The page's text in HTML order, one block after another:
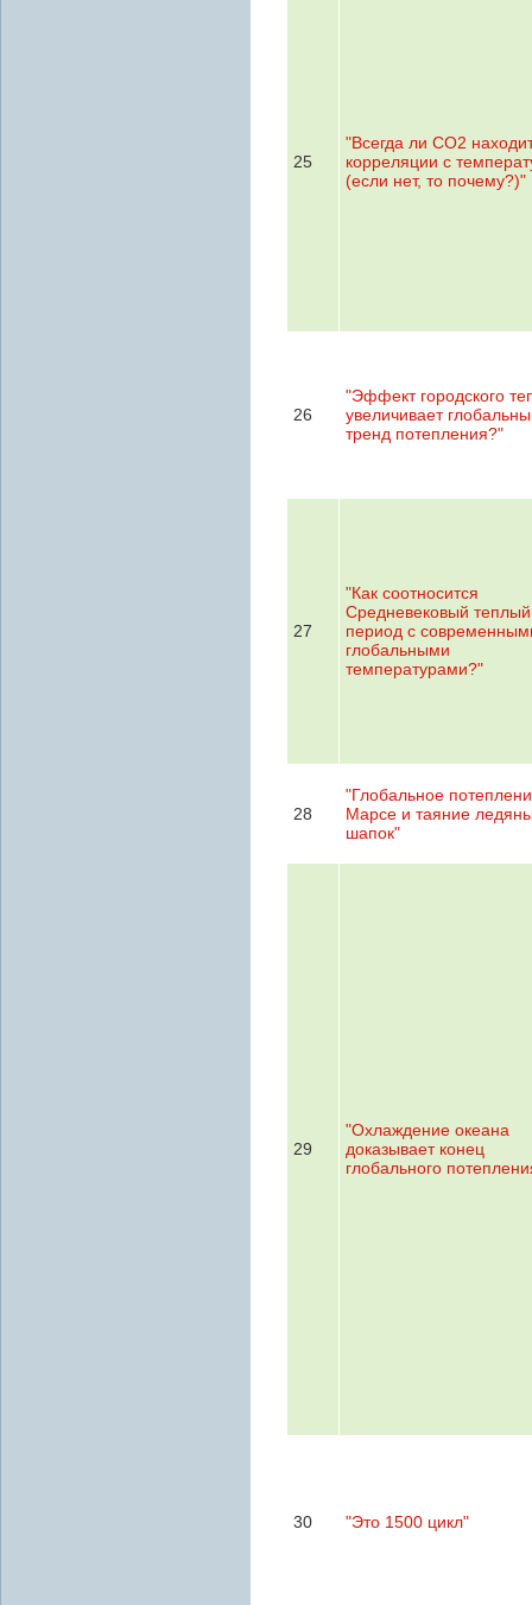
25
"Всегда ли СО2
корреляции с
(если нет, то почему?)"
26
"Эффект городского
увеличивает
тренд потепления?"
27
"Как соотносится
Средневековый теплый
период с
глобальными
температурами?"
28
"Глобальное
Марсе и таяние
шапок"
29
"Охлаждение океана
доказывает конец
глобального
30 "Это 1500 цикл"